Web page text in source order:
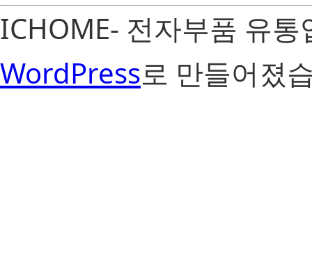
ICHOME- 전자부품 유
WordPress로 만들어졌